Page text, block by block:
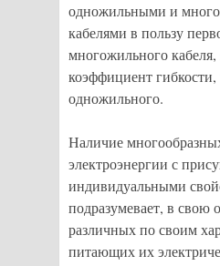
одножильными и
кабелями в пользу
многожильного
коэффициент
одножильного.
Наличие
электроэнергии с
индивидуальными
подразумевает, в свою
различных по своим
питающих их